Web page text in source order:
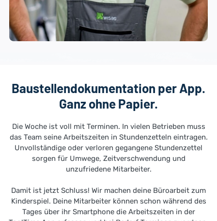
Baustellendokumentation per App.
Ganz ohne Papier.
Die Woche ist voll mit Terminen. In vielen Betrieben muss
das Team seine Arbeitszeiten in Stundenzetteln eintragen.
Unvollständige oder verloren gegangene Stundenzettel
sorgen für Umwege, Zeitverschwendung und
unzufriedene Mitarbeiter.
Damit ist jetzt Schluss! Wir machen deine Büroarbeit zum
Kinderspiel. Deine Mitarbeiter können schon während des
Tages über ihr Smartphone die Arbeitszeiten in der